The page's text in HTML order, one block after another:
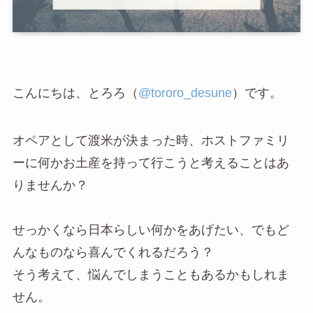
こんにちは、とろろ（ @tororo_desune）です。
オペアとして渡米が決まった時、ホストファミリ
ーに何かお土産を持って行こうと考えることはあ
りませんか？
せっかくなら日本らしい何かをあげたい、でもど
んなものなら喜んでくれるだろう？
そう考えて、悩んでしまうこともあるかもしれま
せん。